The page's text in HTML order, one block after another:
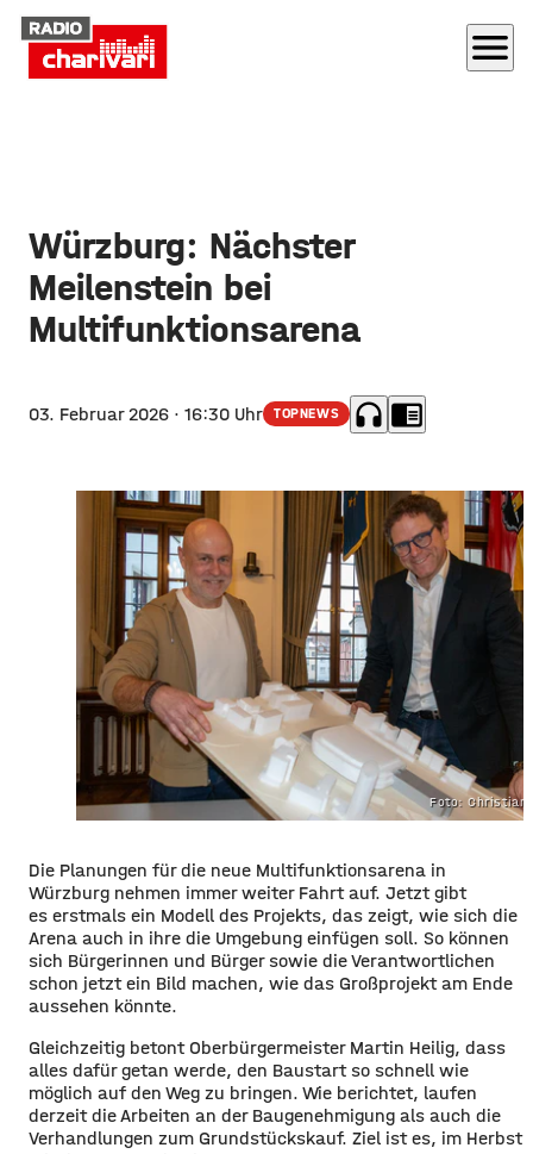
menu
Würzburg: Nächster
Meilenstein bei
Multifunktionsarena
03. Februar 2026 · 16:30 Uhr TOPNEWS headphones chrome_reader_mode
Foto: Christian
Die Planungen für die neue Multifunktionsarena in
Würzburg nehmen immer weiter Fahrt auf. Jetzt gibt
es erstmals ein Modell des Projekts, das zeigt, wie sich die
Arena auch in ihre die Umgebung einfügen soll. So können
sich Bürgerinnen und Bürger sowie die Verantwortlichen
schon jetzt ein Bild machen, wie das Großprojekt am Ende
aussehen könnte.
Gleichzeitig betont Oberbürgermeister Martin Heilig, dass
alles dafür getan werde, den Baustart so schnell wie
möglich auf den Weg zu bringen. Wie berichtet, laufen
derzeit die Arbeiten an der Baugenehmigung als auch die
Verhandlungen zum Grundstückskauf. Ziel ist es, im Herbst